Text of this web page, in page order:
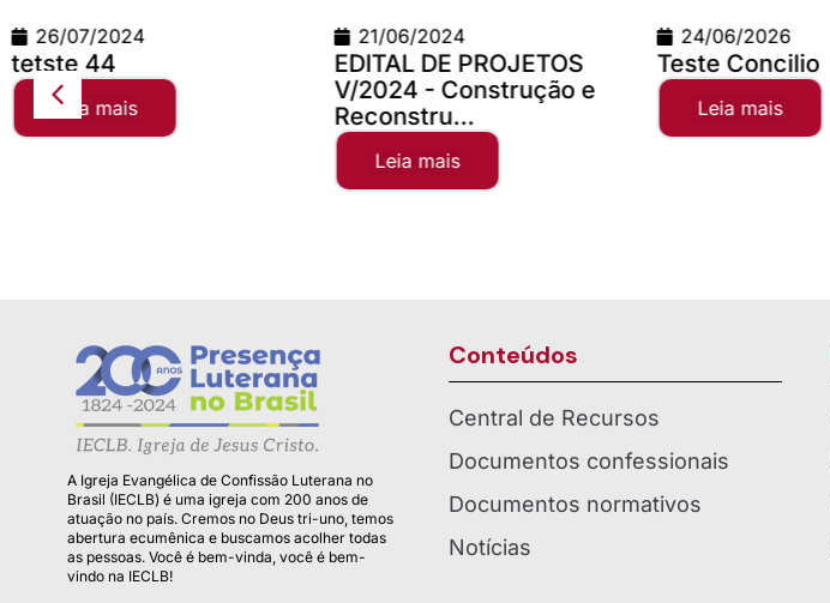
26/07/2024
tetste 44
Leia mais
21/06/2024
EDITAL DE PROJETOS
V/2024 - Construção e
Reconstru...
Leia mais
24/06/2026
Teste Concilio
Leia mais
A Igreja Evangélica de Confissão Luterana no
Brasil (IECLB) é uma igreja com 200 anos de
atuação no país. Cremos no Deus tri-uno, temos
abertura ecumênica e buscamos acolher todas
as pessoas. Você é bem-vinda, você é bem-
vindo na IECLB!
Conteúdos
Central de Recursos
Documentos confessionais
Documentos normativos
Notícias